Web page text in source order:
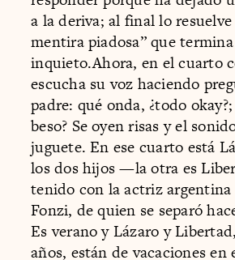
a la deriva; al final lo
mentira piadosa” que
inquieto.Ahora, en el cuarto
escucha su voz haciendo
padre: qué onda, ¿todo
beso? Se oyen risas y el
juguete. En ese cuarto está
los dos hijos —la otra es
tenido con la actriz argentina
Fonzi, de quien se separó
Es verano y Lázaro y
años, están de vacaciones en